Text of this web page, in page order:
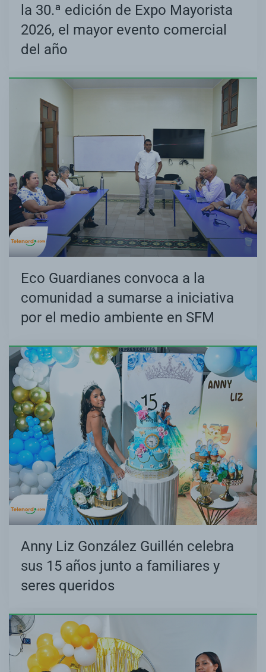
la 30.ª edición de Expo Mayorista
2026, el mayor evento comercial
del año
Eco Guardianes convoca a la
comunidad a sumarse a iniciativa
por el medio ambiente en SFM
Anny Liz González Guillén celebra
sus 15 años junto a familiares y
seres queridos